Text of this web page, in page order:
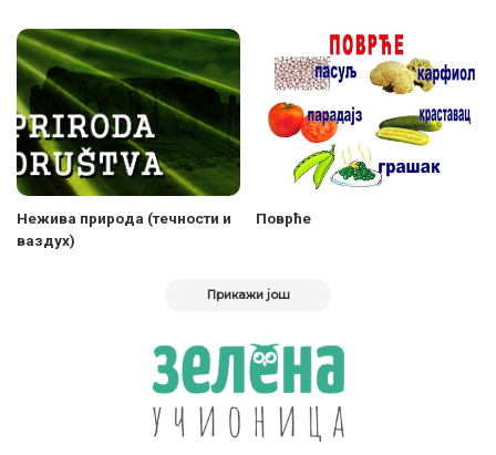
Нежива природа (течности и
ваздух)
Поврће
Прикажи још